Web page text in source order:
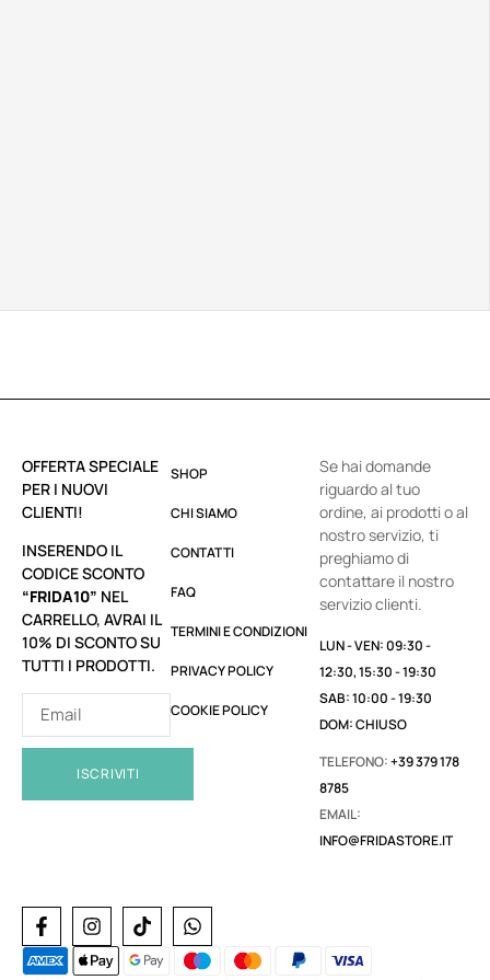
OFFERTA SPECIALE
PER I NUOVI
CLIENTI!
INSERENDO IL
CODICE SCONTO
“FRIDA10” NEL
CARRELLO, AVRAI IL
10% DI SCONTO SU
TUTTI I PRODOTTI.
ISCRIVITI
SHOP
CHI SIAMO
CONTATTI
FAQ
TERMINI E CONDIZIONI
PRIVACY POLICY
COOKIE POLICY
Se hai domande
riguardo al tuo
ordine, ai prodotti o al
nostro servizio, ti
preghiamo di
contattare il nostro
servizio clienti.
LUN - VEN: 09:30 -
12:30, 15:30 - 19:30
SAB: 10:00 - 19:30
DOM: CHIUSO
TELEFONO:+39 379 178
8785
EMAIL:
INFO@FRIDASTORE.IT